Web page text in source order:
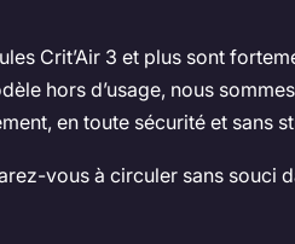
Crit’Air 3 et plus sont
hors d’usage, nous
en toute sécurité et sans
vous à circuler sans souci